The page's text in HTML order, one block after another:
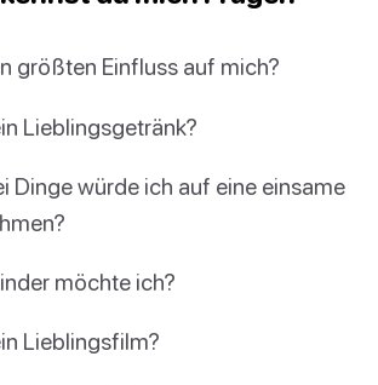
größten Einfluss auf mich?
Lieblingsgetränk?
Dinge würde ich auf eine einsame
möchte ich?
Lieblingsfilm?